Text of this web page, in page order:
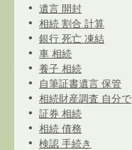
遺言 開封
相続 割合 計算
銀行 死亡 凍結
車 相続
養子 相続
自筆証書遺言 保管
相続財産調査 自分で
証券 相続
相続 債務
検認 手続き